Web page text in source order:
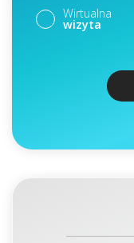
Wirtualna
wizyta